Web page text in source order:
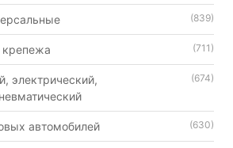
(839)
(711)
электрический,
(674)
автомобилей (630)